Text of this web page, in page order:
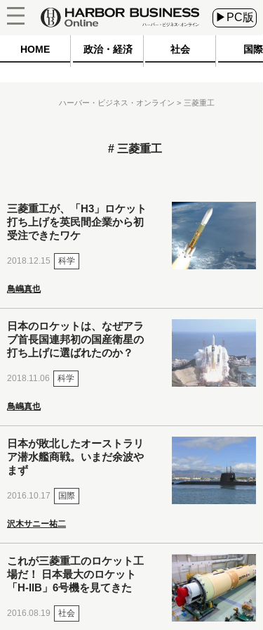
▶PC版
HOME 政治・経済 社会 国際
ハーバー・ビジネス・オンライン 三菱重工
三菱重工
三菱重工が、「H3」ロケット
打ち上げを英民間企業から初
受注できたワケ
2018.12.15 科学
鳥嶋真也
日本のロケットは、なぜアラ
ブ首長国連邦初の国産衛星の
打ち上げに選ばれたのか？
2018.11.06 科学
鳥嶋真也
日本が敗北したオーストラリ
ア潜水艦商戦。いまだ余波や
まず
2016.10.17 国際
沢木サニー祐二
これが三菱重工のロケット工
場だ！ 日本最大のロケット
「H-IIB」6号機を見てきた
2016.08.19 社会